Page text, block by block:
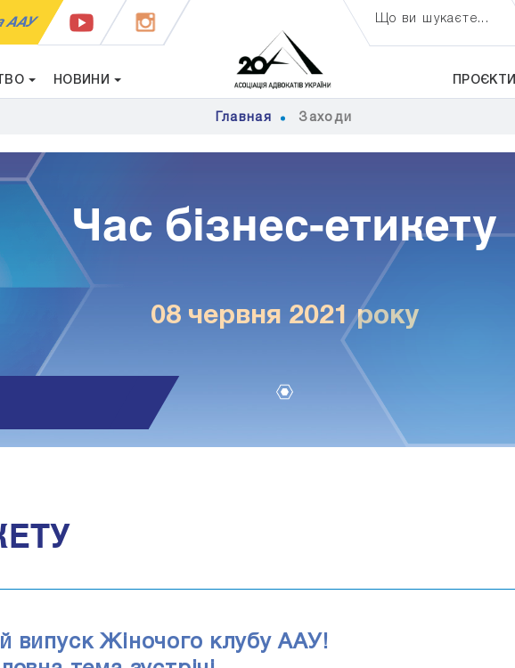
ААУ Що ви шукаєте...
НОВИНИ ПРОЄКТИ
Главная Заходи
Час бізнес-етикету
08 червня 2021 року
випуск Жіночого клубу ААУ!